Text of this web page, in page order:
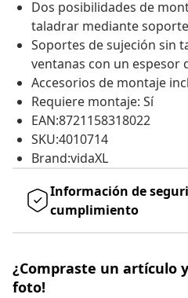
Dos posibilidades de
taladrar mediante
Soportes de sujeción sin
ventanas con un espesor
Accesorios de montaje
Requiere montaje: Sí
EAN:8721158318022
SKU:4010714
Brand:vidaXL
Información de
cumplimiento
¿Compraste un artículo
foto!